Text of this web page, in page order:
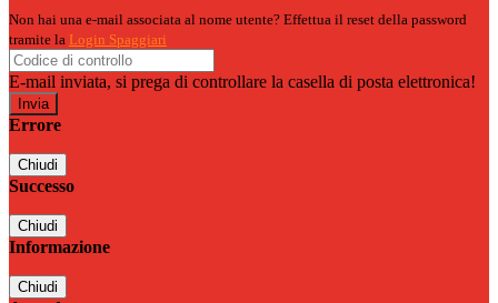
Non hai una e-mail associata al nome utente? Effettua il reset della password
tramite la Login Spaggiari
E-mail inviata, si prega di controllare la casella di posta elettronica!
Errore
Chiudi
Successo
Chiudi
Informazione
Chiudi